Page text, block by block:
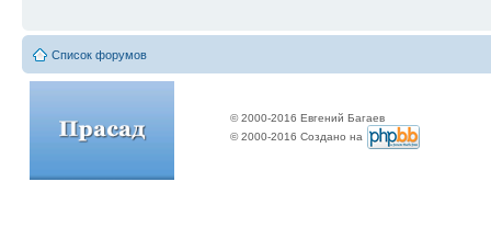
Список форумов
© 2000-2016 Евгений Багаев
© 2000-2016 Создано на